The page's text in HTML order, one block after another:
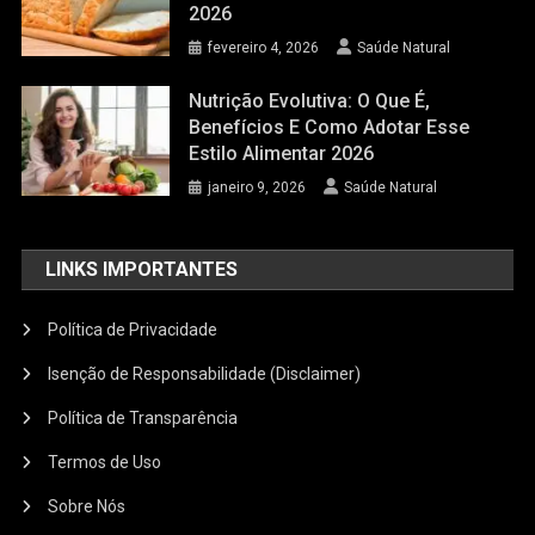
2026
fevereiro 4, 2026 Saúde Natural
Nutrição Evolutiva: O Que É,
Benefícios E Como Adotar Esse
Estilo Alimentar 2026
janeiro 9, 2026 Saúde Natural
LINKS IMPORTANTES
Política de Privacidade
Isenção de Responsabilidade (Disclaimer)
Política de Transparência
Termos de Uso
Sobre Nós